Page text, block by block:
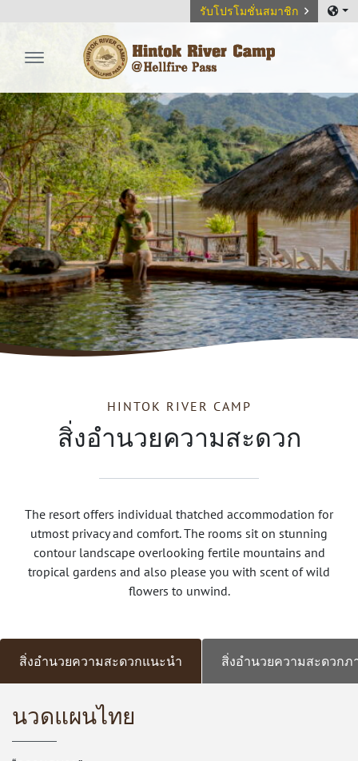
รับโปรโมชั่นสมาชิก
HINTOK RIVER CAMP
สิ่งอำนวยความสะดวก
The resort offers individual thatched accommodation for
utmost privacy and comfort. The rooms sit on stunning
contour landscape overlooking fertile mountains and
tropical gardens and also please you with scent of wild
flowers to unwind.
สิ่งอำนวยความสะดวกแนะนำ สิ่งอำนวยความสะดวกภ
นวดแผนไทย